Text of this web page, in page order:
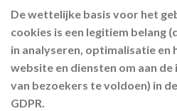
De wettelijke basis voor het
cookies is een legitiem belang
in analyseren, optimalisatie en
website en diensten om aan
van bezoekers te voldoen) in
GDPR.